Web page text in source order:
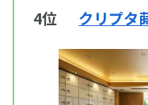
4位 クリプタ